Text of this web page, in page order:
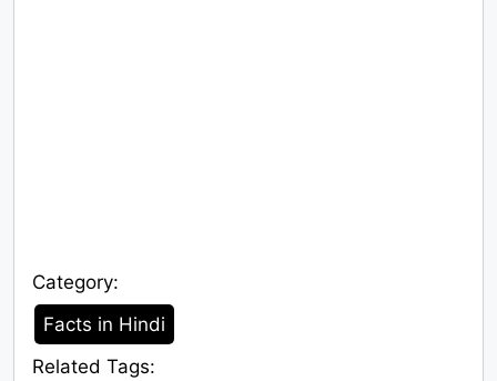
Category:
Category
Facts in Hindi
Related Tags: